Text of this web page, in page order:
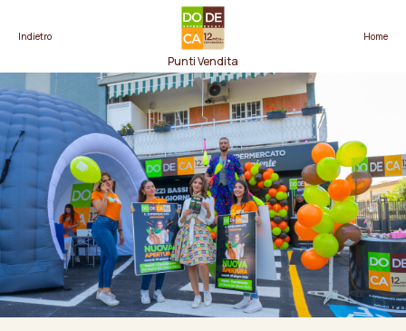
Indietro
Punti Vendita
Home